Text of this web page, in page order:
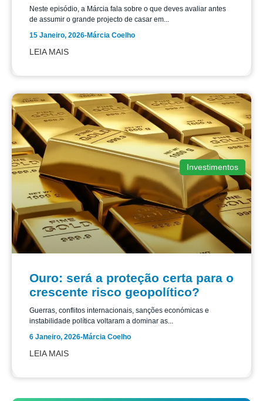
Neste episódio, a Márcia fala sobre o que deves avaliar antes
de assumir o grande projecto de casar em...
15 Janeiro, 2026-Márcia Coelho
LEIA MAIS
Investimentos
Ouro: será a proteção certa para o
crescente risco geopolítico?
Guerras, conflitos internacionais, sanções económicas e
instabilidade política voltaram a dominar as...
6 Janeiro, 2026-Márcia Coelho
LEIA MAIS